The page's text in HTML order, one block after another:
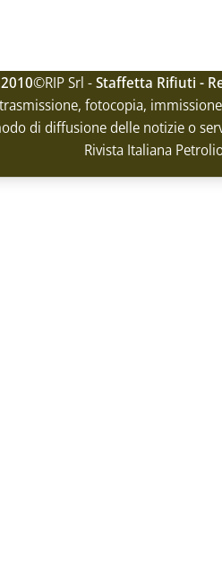
©RIP Srl -Staffetta Rifiuti -
fotocopia,
di diffusione delle notizie o
Rivista Italiana